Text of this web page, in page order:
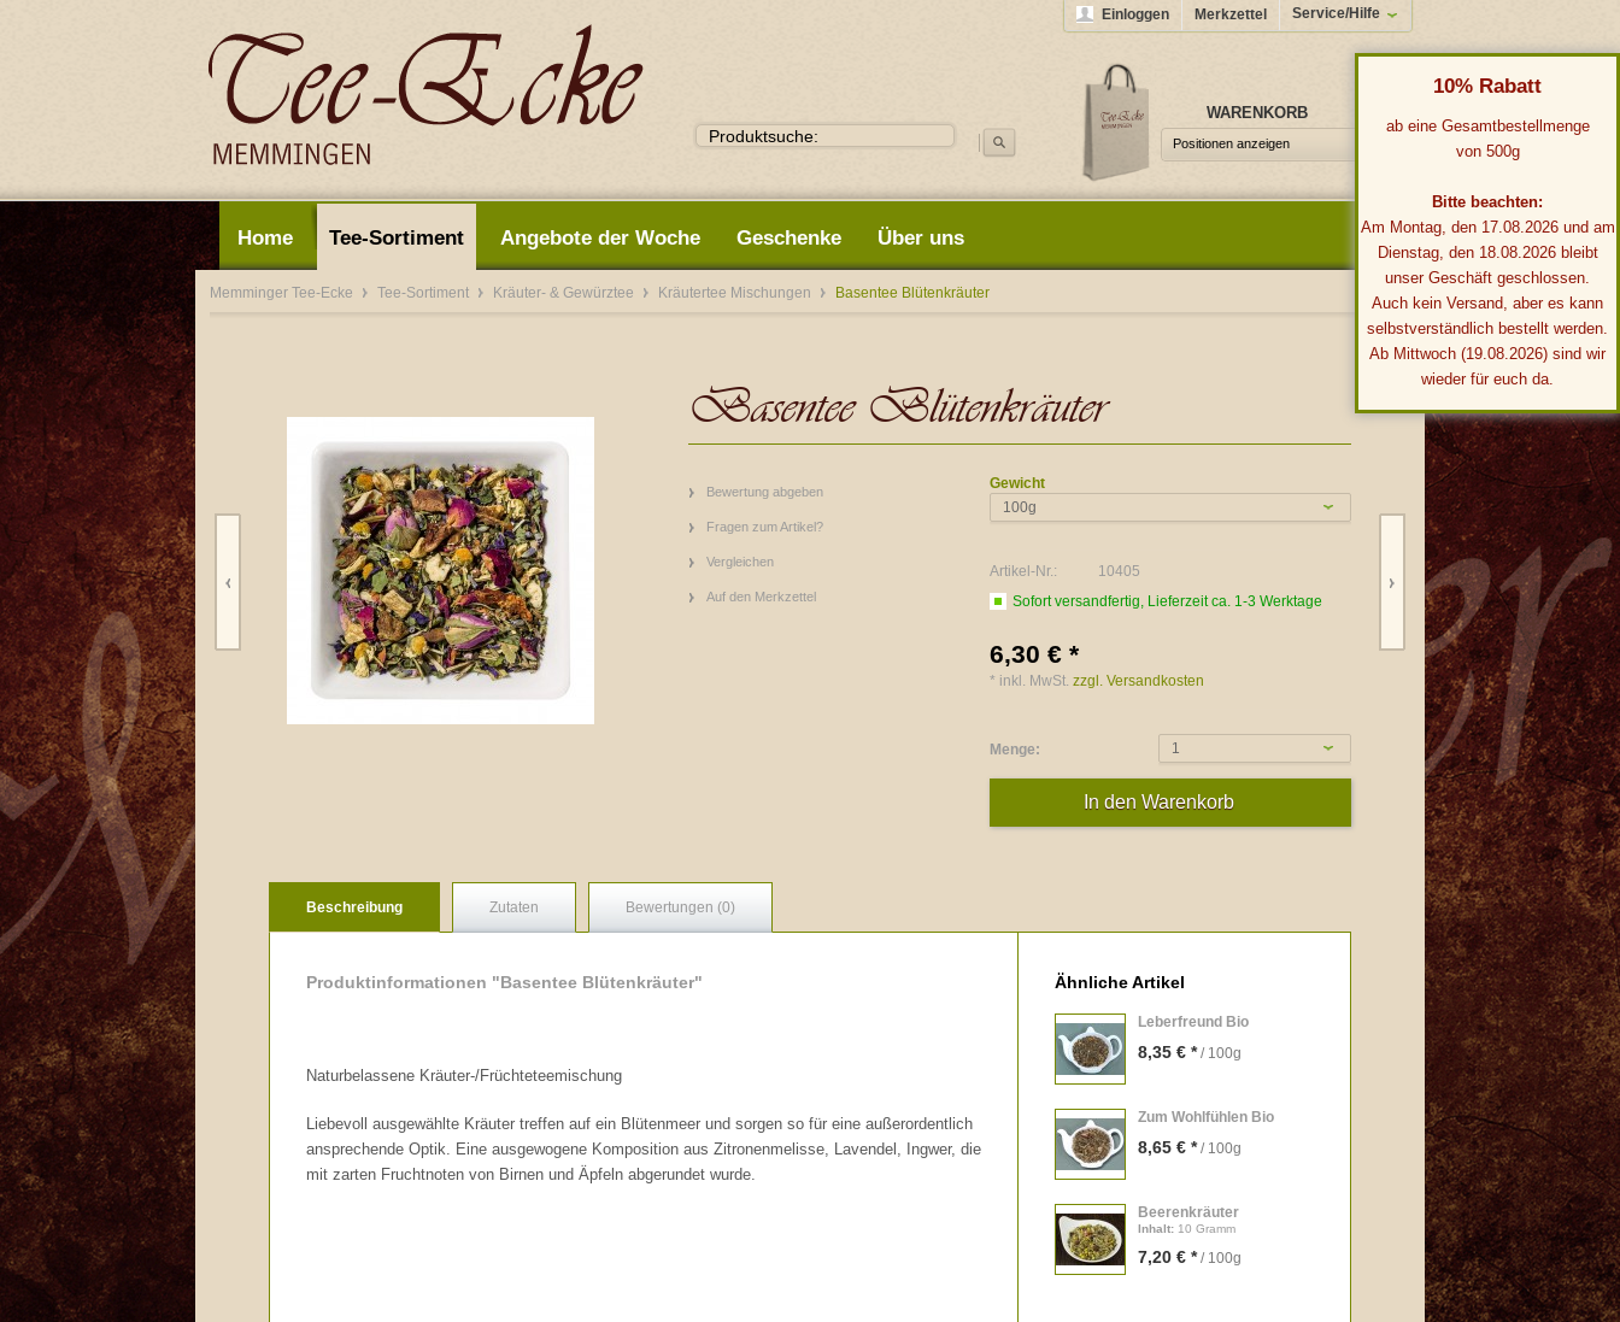
Einloggen Merkzettel Service/Hilfe
WARENKORB
Positionen anzeigen
10% Rabatt
ab eine Gesamtbestellmenge
von 500g
Bitte beachten:
Am Montag, den 17.08.2026 und am
Dienstag, den 18.08.2026 bleibt
unser Geschäft geschlossen.
Auch kein Versand, aber es kann
selbstverständlich bestellt werden.
Ab Mittwoch (19.08.2026) sind wir
wieder für euch da.
Home Tee-Sortiment Angebote der Woche Geschenke Über uns
Memminger Tee-Ecke Tee-Sortiment Kräuter- & Gewürztee Kräutertee Mischungen Basentee Blütenkräuter
Basentee Blütenkräuter
Bewertung abgeben
Fragen zum Artikel?
Vergleichen
Auf den Merkzettel
Gewicht
100g
Artikel-Nr.:
10405
Sofort versandfertig, Lieferzeit ca. 1-3 Werktage
6,30 € *
* inkl. MwSt. zzgl. Versandkosten
Menge: 1
Beschreibung Zutaten Bewertungen (0)
Produktinformationen "Basentee Blütenkräuter"
Naturbelassene Kräuter-/Früchteteemischung
Liebevoll ausgewählte Kräuter treffen auf ein Blütenmeer und sorgen so für eine außerordentlich
ansprechende Optik. Eine ausgewogene Komposition aus Zitronenmelisse, Lavendel, Ingwer, die
mit zarten Fruchtnoten von Birnen und Äpfeln abgerundet wurde.
Ähnliche Artikel
Leberfreund Bio
8,35 € * / 100g
Zum Wohlfühlen Bio
8,65 € * / 100g
Beerenkräuter
Inhalt: 10 Gramm
7,20 € * / 100g